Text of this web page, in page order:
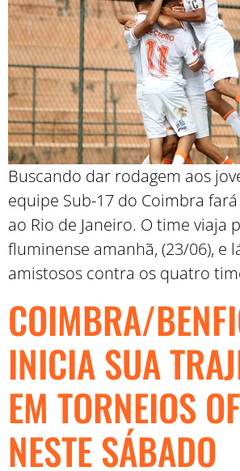
Buscando dar rodagem aos
equipe Sub-17 do Coimbra
ao Rio de Janeiro. O time viaja
fluminense amanhã, (23/06), e
amistosos contra os quatro
COIMBRA/
INICIA SUA
EM TORNEIOS
NESTE SÁBADO